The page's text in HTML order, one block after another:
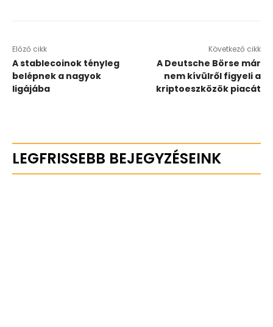
Előző cikk
A stablecoinok tényleg
belépnek a nagyok
ligájába
Következő cikk
A Deutsche Börse már
nem kívülről figyeli a
kriptoeszközök piacát
LEGFRISSEBB BEJEGYZÉSEINK